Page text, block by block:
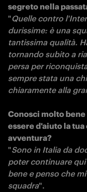
segreto nella
"Quelle contro
durissime: è una
tantissima qualità.
tornando subito a
persa per
sempre stata una
chiaramente alla
Conosci molto
essere d'aiuto la
avventura?
"Sono in Italia da
poter continuare
bene e penso che
squadra".